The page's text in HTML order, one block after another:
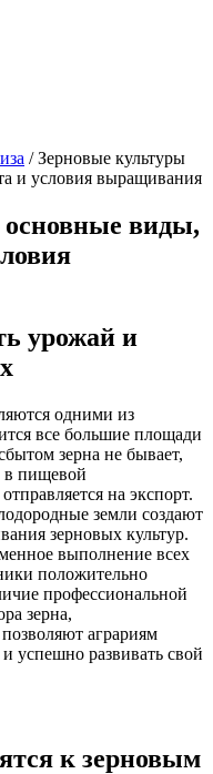
/Зерновые культуры
и условия выращивания
виды,
урожай и
одними из
все большие площади
зерна не бывает,
в пищевой
на экспорт.
земли создают
зерновых культур.
выполнение всех
положительно
профессиональной
зерна,
позволяют аграриям
успешно развивать свой
к зерновым